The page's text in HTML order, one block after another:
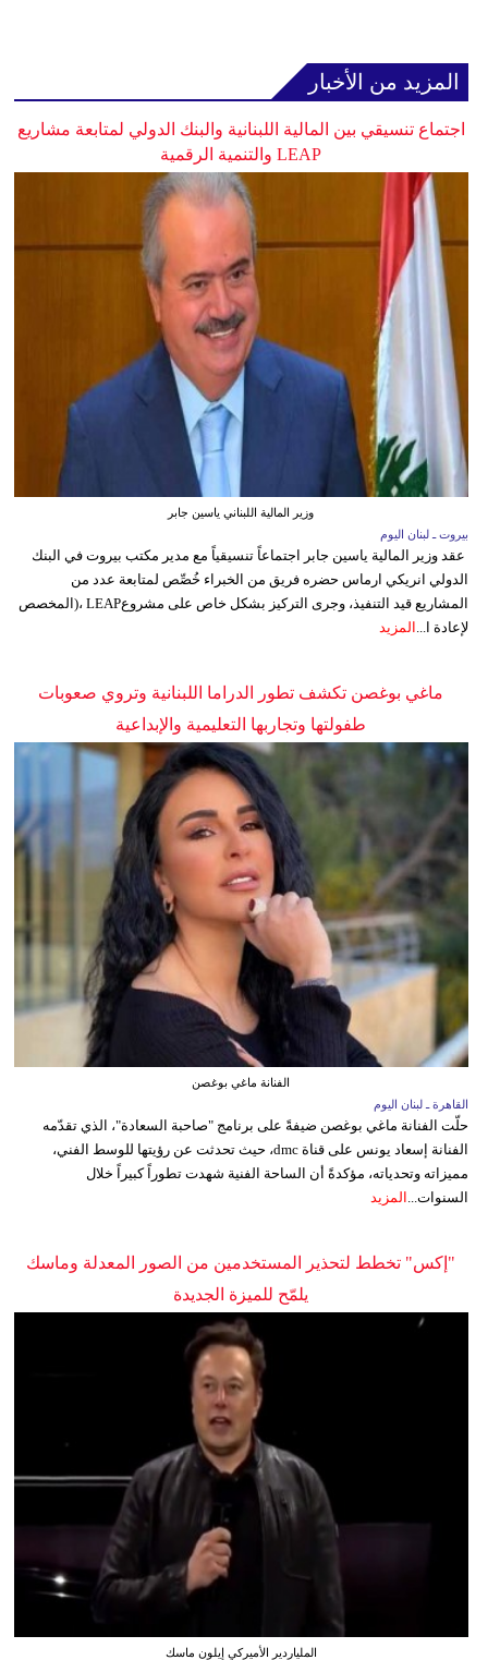
المزيد من الأخبار
اجتماع تنسيقي بين المالية اللبنانية والبنك الدولي لمتابعة مشاريع
LEAP والتنمية الرقمية
وزير المالية اللبناني ياسين جابر
بيروت ـ لبنان اليوم
عقد وزير المالية ياسين جابر اجتماعاً تنسيقياً مع مدير مكتب بيروت في البنك
الدولي انريكي ارماس حضره فريق من الخبراء خُصِّص لمتابعة عدد من
المشاريع قيد التنفيذ، وجرى التركيز بشكل خاص على مشروعLEAP ،(المخصص
لإعادة ا... المزيد
ماغي بوغصن تكشف تطور الدراما اللبنانية وتروي صعوبات
طفولتها وتجاربها التعليمية والإبداعية
الفنانة ماغي بوغصن
القاهرة ـ لبنان اليوم
حلّت الفنانة ماغي بوغصن ضيفةً على برنامج "صاحبة السعادة"، الذي تقدّمه
الفنانة إسعاد يونس على قناة dmc، حيث تحدثت عن رؤيتها للوسط الفني،
مميزاته وتحدياته، مؤكدةً أن الساحة الفنية شهدت تطوراً كبيراً خلال
السنوات...
المزيد
"إكس" تخطط لتحذير المستخدمين من الصور المعدلة وماسك
يلمّح للميزة الجديدة
الملياردير الأميركي إيلون ماسك